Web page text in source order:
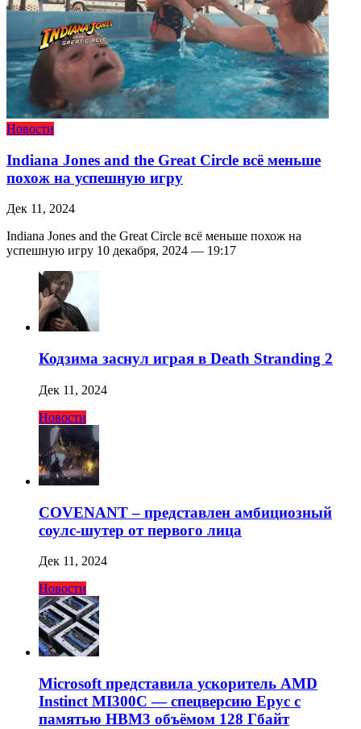
Новости
Indiana Jones and the Great Circle всё меньше
похож на успешную игру
Дек 11, 2024
Indiana Jones and the Great Circle всё меньше похож на
успешную игру 10 декабря, 2024 — 19:17
Кодзима заснул играя в Death Stranding 2
Дек 11, 2024
Новости
COVENANT – представлен амбициозный
соулс-шутер от первого лица
Дек 11, 2024
Новости
Microsoft представила ускоритель AMD
Instinct MI300C — спецверсию Epyc с
памятью HBM3 объёмом 128 Гбайт